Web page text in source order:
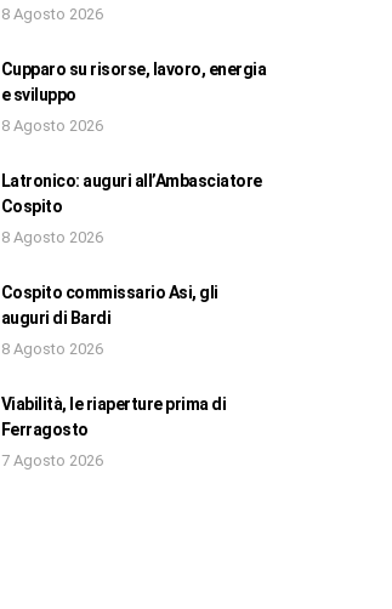
8 Agosto 2026
Cupparo su risorse, lavoro, energia
e sviluppo
8 Agosto 2026
Latronico: auguri all’Ambasciatore
Cospito
8 Agosto 2026
Cospito commissario Asi, gli
auguri di Bardi
8 Agosto 2026
Viabilità, le riaperture prima di
Ferragosto
7 Agosto 2026